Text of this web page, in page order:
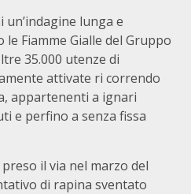
lunga e
Fiamme Gialle del Gruppo
35.000 utenze di
attivate ri correndo
appartenenti a ignari
e perfino a senza fissa
il via nel marzo del
di rapina sventato